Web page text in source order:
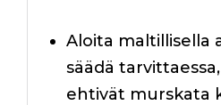
Aloita maltillisella
säädä
ehtivät murskata